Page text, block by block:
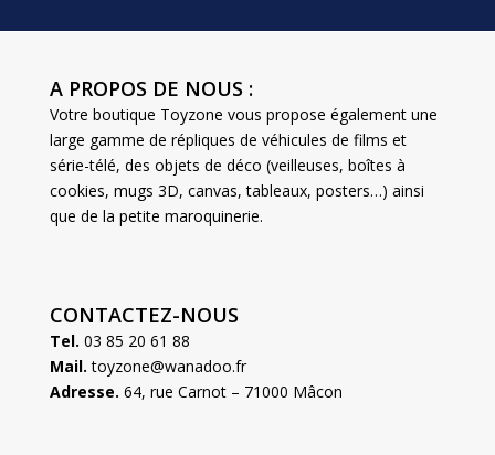
A PROPOS DE NOUS :
Votre boutique Toyzone vous propose également une
large gamme de répliques de véhicules de films et
série-télé, des objets de déco (veilleuses, boîtes à
cookies, mugs 3D, canvas, tableaux, posters…) ainsi
que de la petite maroquinerie.
CONTACTEZ-NOUS
Tel. 03 85 20 61 88
Mail. toyzone@wanadoo.fr
Adresse. 64, rue Carnot – 71000 Mâcon